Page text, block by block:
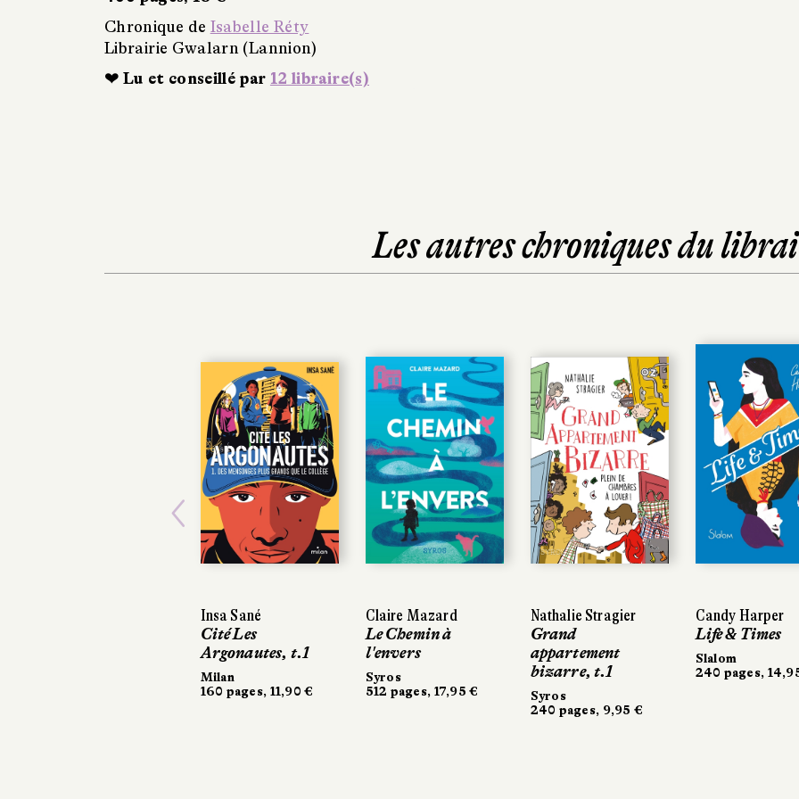
Chronique de Isabelle Réty
Librairie Gwalarn (Lannion)
❤ Lu et conseillé par 12 libraire(s)
Les autres chroniques du
Insa Sané
Cité Les
Argonautes, t.1
Milan
160 pages, 11,90 €
Claire Mazard
Le Chemin à
l'envers
Syros
512 pages, 17,95 €
Nathalie Stragier
Grand
appartement
bizarre, t.1
Syros
240 pages, 9,95 €
Candy Harper
Life & Times
Slalom
240 pages,
Previous